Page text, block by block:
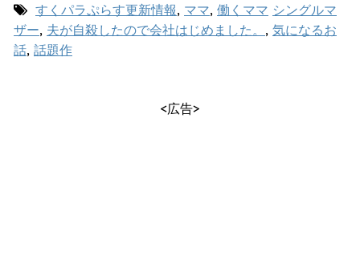
すくパラぷらす更新情報, ママ, 働くママ シングルマ
ザー, 夫が自殺したので会社はじめました。 , 気になるお
話, 話題作
<広告>